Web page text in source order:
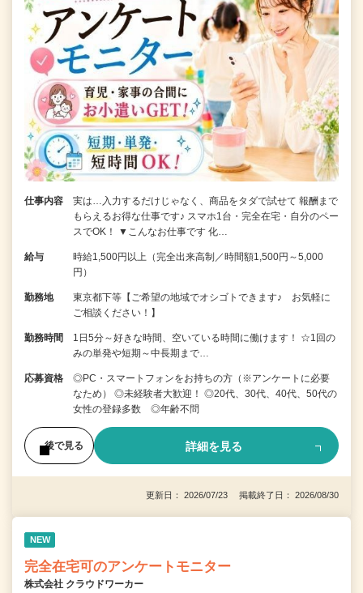
仕事内容
実は…入力するだけじゃなく、商品をタダで試せて 報酬まで
もらえるお得な仕事です♪ スマホ1台・完全在宅・自分のペー
スでOK！ ▼こんなお仕事です 化…
給与
時給1,500円以上（完全出来高制／時間額1,500円～5,000
円）
勤務地
東京都下等【ご希望の地域でオシゴトできます♪ お気軽に
ご相談ください！】
勤務時間
1日5分～好きな時間、空いている時間に働けます！ ☆1回の
みの単発や短期～中長期まで…
応募資格
◎PC・スマートフォンをお持ちの方（※アンケートに必要
なため） ◎未経験者大歓迎！ ◎20代、30代、40代、50代の
女性の登録多数 ◎年齢不問
後で見る 詳細を見る
更新日： 2026/07/23 掲載終了日： 2026/08/30
NEW
完全在宅可のアンケートモニター
株式会社 クラウドワーカー